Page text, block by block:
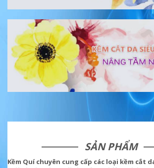
SẢN PHẨM
Kềm Quí chuyên cung cấp các loại kềm cắt